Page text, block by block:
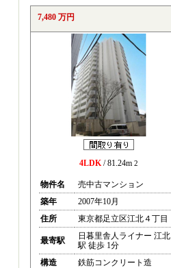
7,480 万円
4LDK/ 81.24m 2
物件名
売中古マンション
築年
2007年10月
住所
東京都足立区江北４丁目
最寄駅
日暮里舎人ライナー 江北
駅 徒歩 1分
構造
鉄筋コンクリート造